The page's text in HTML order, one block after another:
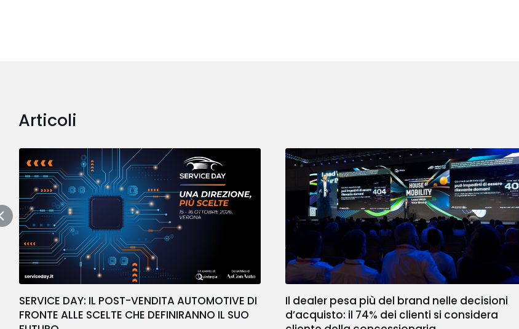
Articoli
SERVICE DAY: IL POST-VENDITA AUTOMOTIVE DI
FRONTE ALLE SCELTE CHE DEFINIRANNO IL SUO
Il dealer pesa più del brand nelle decisioni
d’acquisto: il 74% dei clienti si considera